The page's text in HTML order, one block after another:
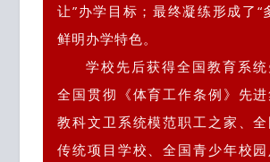
让”办学目标；最终凝练形成了“
鲜明办学特色。
学校先后获得全国教育系统
全国贯彻《体育工作条例》先
教科文卫系统模范职工之家、
传统项目学校、全国青少年校